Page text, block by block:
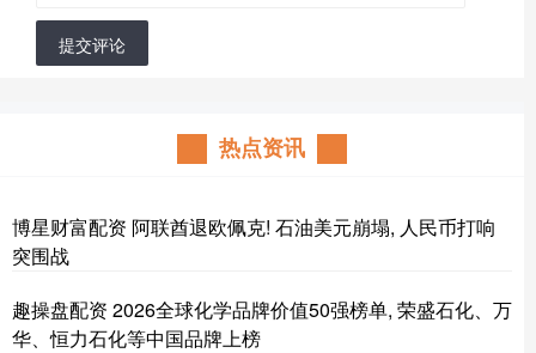
提交评论
热点资讯
博星财富配资 阿联酋退欧佩克! 石油美元崩塌, 人民币打响
突围战
趣操盘配资 2026全球化学品牌价值50强榜单, 荣盛石化、万
华、恒力石化等中国品牌上榜